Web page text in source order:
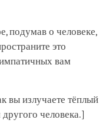
подумав о человеке,
это
вам
вы излучаете тёплый
человека.]